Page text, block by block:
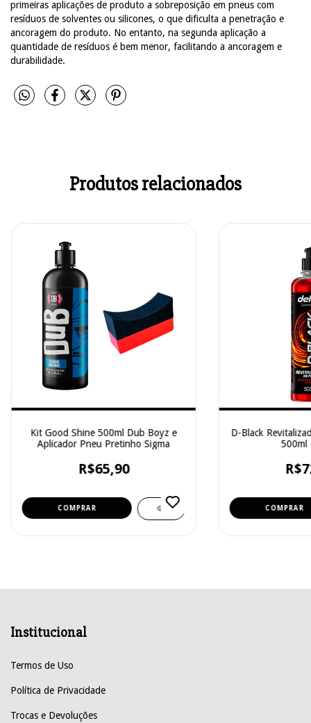
primeiras aplicações de produto a sobreposição em pneus com
resíduos de solventes ou silicones, o que dificulta a penetração e
ancoragem do produto. No entanto, na segunda aplicação a
quantidade de resíduos é bem menor, facilitando a ancoragem e
durabilidade.
Produtos relacionados
Kit Good Shine 500ml Dub Boyz e
Aplicador Pneu Pretinho Sigma
R$65,90
D-Black
500ml
Institucional
Termos de Uso
Política de Privacidade
Trocas e Devoluções